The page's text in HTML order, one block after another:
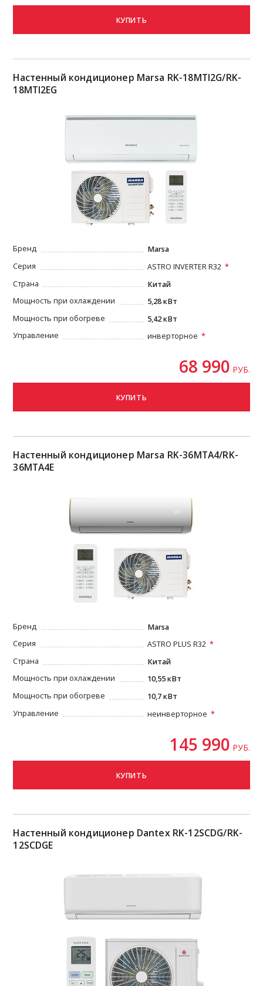
КУПИТЬ
Настенный кондиционер Marsa RK-18MTI2G/RK-
18MTI2EG
Бренд
Marsa
Серия
ASTRO INVERTER R32
Страна
Китай
Мощность при охлаждении
5,28 кВт
Мощность при обогреве
5,42 кВт
Управление
инверторное
68 990 РУБ.
КУПИТЬ
Настенный кондиционер Marsa RK-36MTA4/RK-
36MTA4E
Бренд
Marsa
Серия
ASTRO PLUS R32
Страна
Китай
Мощность при охлаждении
10,55 кВт
Мощность при обогреве
10,7 кВт
Управление
неинверторное
145 990 РУБ.
КУПИТЬ
Настенный кондиционер Dantex RK-12SCDG/RK-
12SCDGE